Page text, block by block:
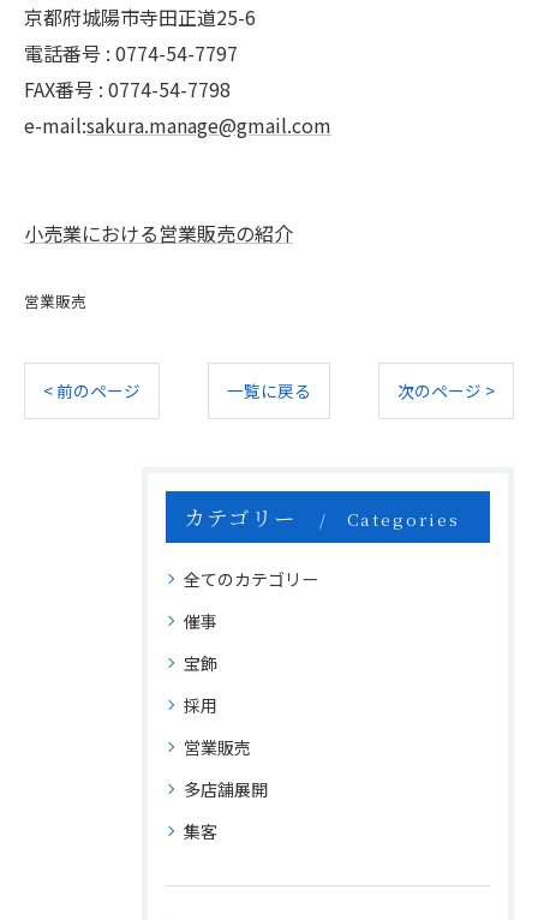
京都府城陽市寺田正道25-6
電話番号 : 0774-54-7797
FAX番号 : 0774-54-7798
e-mail:sakura.manage@gmail.com
小売業における営業販売の紹介
営業販売
< 前のページ 一覧に戻る 次のページ >
カテゴリー Categories
全てのカテゴリー
催事
宝飾
採用
営業販売
多店舗展開
集客